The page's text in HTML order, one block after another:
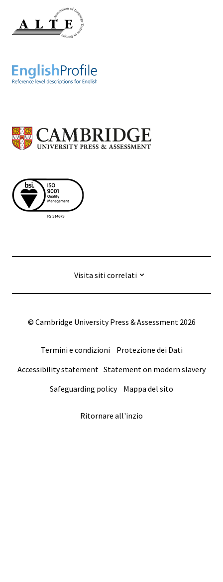
Visita siti correlati
© Cambridge University Press & Assessment 2026
Termini e condizioni
Protezione dei Dati
Accessibility statement Statement on modern slavery
Safeguarding policy
Mappa del sito
Ritornare all'inzio